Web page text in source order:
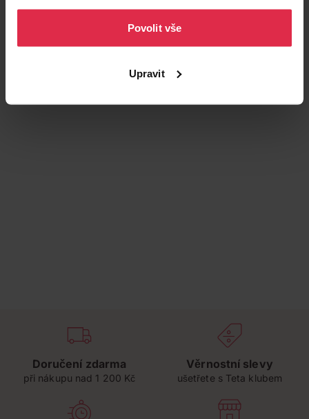
osobních údajů.
Povolit vše
Upravit
Podobné produkty
Doručení zdarma
při nákupu nad 1 200 Kč
Věrnostní slevy
ušetřete s Teta klubem